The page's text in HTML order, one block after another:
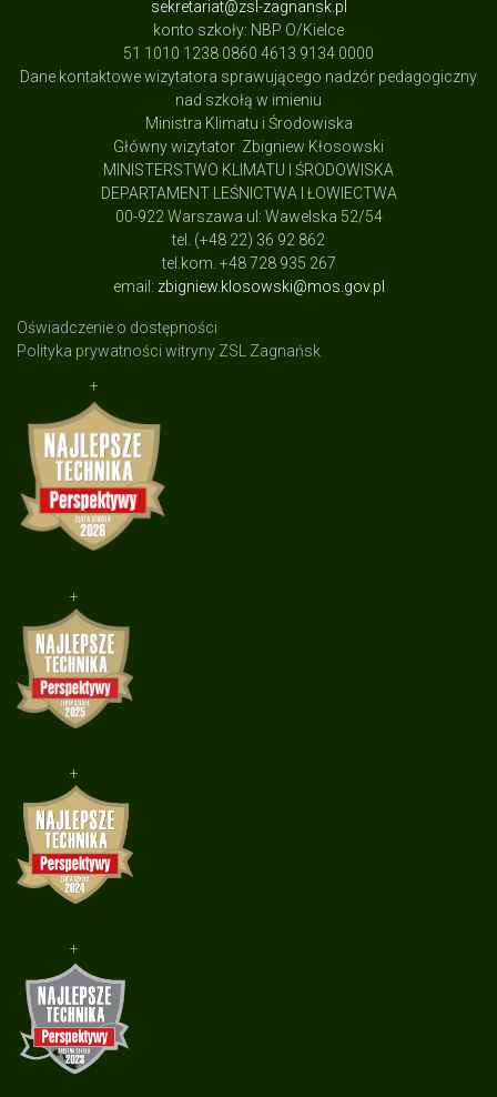
sekretariat@zsl-zagnansk.pl
konto szkoły: NBP O/Kielce
51 1010 1238 0860 4613 9134 0000
Dane kontaktowe wizytatora sprawującego nadzór pedagogiczny
nad szkołą w imieniu
Ministra Klimatu i Środowiska
Główny wizytator Zbigniew Kłosowski
MINISTERSTWO KLIMATU I ŚRODOWISKA
DEPARTAMENT LEŚNICTWA I ŁOWIECTWA
00-922 Warszawa ul: Wawelska 52/54
tel. (+48 22) 36 92 862
tel.kom. +48 728 935 267
email: zbigniew.klosowski@mos.gov.pl
Oświadczenie o dostępności
Polityka prywatności witryny ZSL Zagnańsk
+
+
+
+